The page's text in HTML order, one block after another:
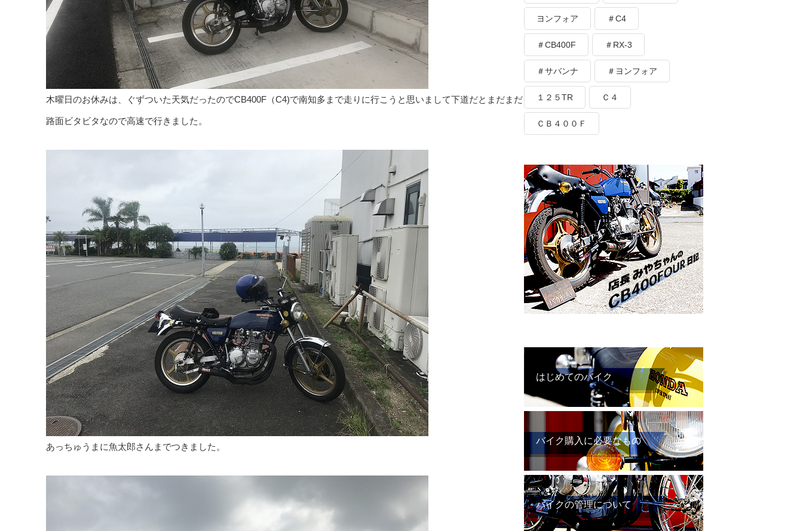
木曜日のお休みは、ぐずついた天気だったのでCB400F（C4)で南知多まで走りに行こうと思いまして下道だとまだまだ
路面ビタビタなので高速で行きました。
あっちゅうまに魚太郎さんまでつきました。
ヨンフォア ＃C4
＃CB400F ＃RX-3
＃サバンナ ＃ヨンフォア
１２５TR Ｃ４
ＣＢ４００Ｆ
はじめてのバイク
バイク購入に必要なもの
バイクの管理について